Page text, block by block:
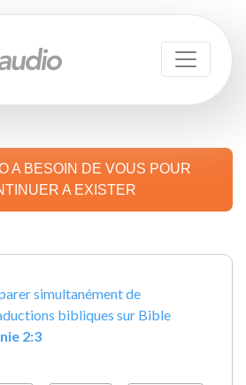
A BESOIN DE VOUS POUR
A EXISTER
simultanément de
bibliques sur Bible
2:3